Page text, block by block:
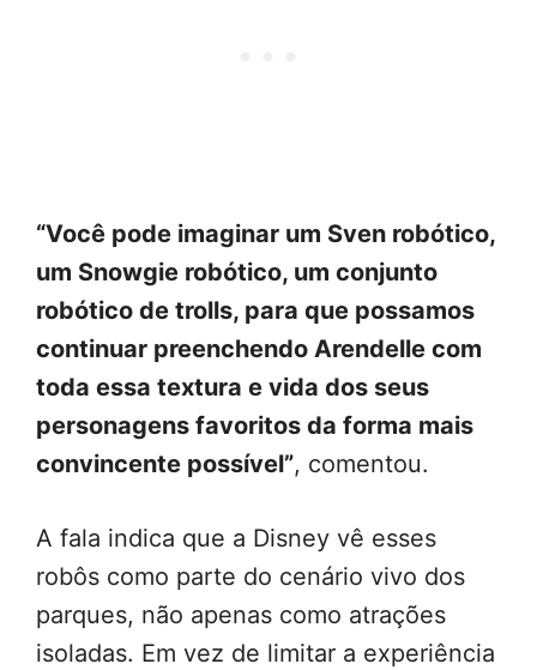
“Você pode imaginar um Sven robótico,
um Snowgie robótico, um conjunto
robótico de trolls, para que possamos
continuar preenchendo Arendelle com
toda essa textura e vida dos seus
personagens favoritos da forma mais
convincente possível”, comentou.
A fala indica que a Disney vê esses
robôs como parte do cenário vivo dos
parques, não apenas como atrações
isoladas. Em vez de limitar a experiência